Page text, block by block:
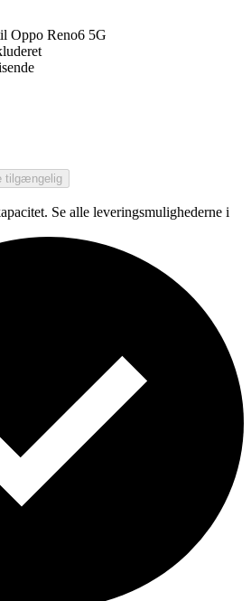
Oppo Reno6 5G
tilgængelig
Se alle leveringsmulighederne i